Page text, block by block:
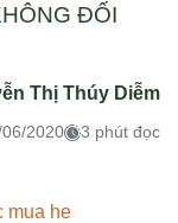
ĐỐI
Thị Thúy Diễm
2020 3 phút đọc
mua he